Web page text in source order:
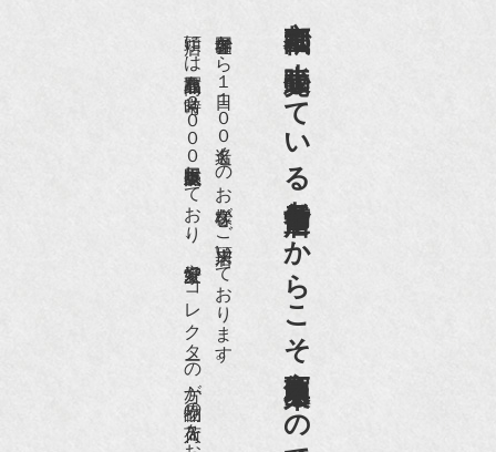
京都祇園で小売販売している
老舗骨董店だからこそ高価買取出来るのです。
世界各国から１日１００名近くのお客様がご来店頂いております。
店頭には買取商品を常時２０００点以上展示販売しており、
愛好家やコレクターの方が品物の入荷をお待ちです。